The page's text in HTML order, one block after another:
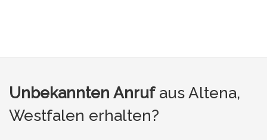
Unbekannten Anrufaus Altena,
Westfalen erhalten?